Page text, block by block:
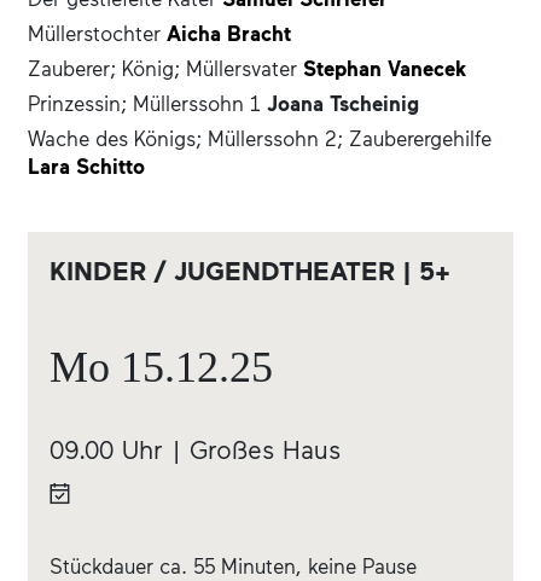
Müllerstochter Aicha Bracht
Zauberer; König; Müllersvater Stephan Vanecek
Prinzessin; Müllerssohn 1 Joana Tscheinig
Wache des Königs; Müllerssohn 2; Zauberergehilfe
Lara Schitto
KINDER / JUGENDTHEATER | 5+
Mo 15.12.25
09.00 Uhr | Großes Haus
Stückdauer ca. 55 Minuten, keine Pause